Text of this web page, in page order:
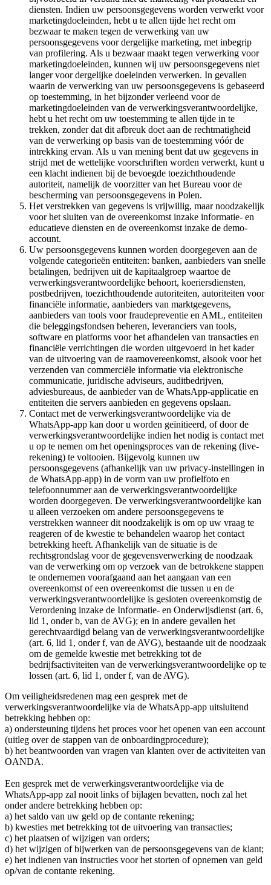
diensten. Indien uw persoonsgegevens worden verwerkt voor
marketingdoeleinden, hebt u te allen tijde het recht om
bezwaar te maken tegen de verwerking van uw
persoonsgegevens voor dergelijke marketing, met inbegrip
van profilering. Als u bezwaar maakt tegen verwerking voor
marketingdoeleinden, kunnen wij uw persoonsgegevens niet
langer voor dergelijke doeleinden verwerken. In gevallen
waarin de verwerking van uw persoonsgegevens is gebaseerd
op toestemming, in het bijzonder verleend voor de
marketingdoeleinden van de verwerkingsverantwoordelijke,
hebt u het recht om uw toestemming te allen tijde in te
trekken, zonder dat dit afbreuk doet aan de rechtmatigheid
van de verwerking op basis van de toestemming vóór de
intrekking ervan. Als u van mening bent dat uw gegevens in
strijd met de wettelijke voorschriften worden verwerkt, kunt u
een klacht indienen bij de bevoegde toezichthoudende
autoriteit, namelijk de voorzitter van het Bureau voor de
bescherming van persoonsgegevens in Polen.
Het verstrekken van gegevens is vrijwillig, maar noodzakelijk
voor het sluiten van de overeenkomst inzake informatie- en
educatieve diensten en de overeenkomst inzake de demo-
account.
Uw persoonsgegevens kunnen worden doorgegeven aan de
volgende categorieën entiteiten: banken, aanbieders van snelle
betalingen, bedrijven uit de kapitaalgroep waartoe de
verwerkingsverantwoordelijke behoort, koeriersdiensten,
postbedrijven, toezichthoudende autoriteiten, autoriteiten voor
financiële informatie, aanbieders van marktgegevens,
aanbieders van tools voor fraudepreventie en AML, entiteiten
die beleggingsfondsen beheren, leveranciers van tools,
software en platforms voor het afhandelen van transacties en
financiële verrichtingen die worden uitgevoerd in het kader
van de uitvoering van de raamovereenkomst, alsook voor het
verzenden van commerciële informatie via elektronische
communicatie, juridische adviseurs, auditbedrijven,
adviesbureaus, de aanbieder van de WhatsApp-applicatie en
entiteiten die servers aanbieden en gegevens opslaan.
Contact met de verwerkingsverantwoordelijke via de
WhatsApp-app kan door u worden geïnitieerd, of door de
verwerkingsverantwoordelijke indien het nodig is contact met
u op te nemen om het openingsproces van de rekening (live-
rekening) te voltooien. Bijgevolg kunnen uw
persoonsgegevens (afhankelijk van uw privacy-instellingen in
de WhatsApp-app) in de vorm van uw profielfoto en
telefoonnummer aan de verwerkingsverantwoordelijke
worden doorgegeven. De verwerkingsverantwoordelijke kan
u alleen verzoeken om andere persoonsgegevens te
verstrekken wanneer dit noodzakelijk is om op uw vraag te
reageren of de kwestie te behandelen waarop het contact
betrekking heeft. Afhankelijk van de situatie is de
rechtsgrondslag voor de gegevensverwerking de noodzaak
van de verwerking om op verzoek van de betrokkene stappen
te ondernemen voorafgaand aan het aangaan van een
overeenkomst of een overeenkomst die tussen u en de
verwerkingsverantwoordelijke is gesloten overeenkomstig de
Verordening inzake de Informatie- en Onderwijsdienst (art. 6,
lid 1, onder b, van de AVG); en in andere gevallen het
gerechtvaardigd belang van de verwerkingsverantwoordelijke
(art. 6, lid 1, onder f, van de AVG), bestaande uit de noodzaak
om de gemelde kwestie met betrekking tot de
bedrijfsactiviteiten van de verwerkingsverantwoordelijke op te
lossen (art. 6, lid 1, onder f, van de AVG).
Om veiligheidsredenen mag een gesprek met de
verwerkingsverantwoordelijke via de WhatsApp-app uitsluitend
betrekking hebben op:
a) ondersteuning tijdens het proces voor het openen van een account
(uitleg over de stappen van de onboardingprocedure);
b) het beantwoorden van vragen van klanten over de activiteiten van
OANDA.
Een gesprek met de verwerkingsverantwoordelijke via de
WhatsApp-app zal nooit links of bijlagen bevatten, noch zal het
onder andere betrekking hebben op:
a) het saldo van uw geld op de contante rekening;
b) kwesties met betrekking tot de uitvoering van transacties;
c) het plaatsen of wijzigen van orders;
d) het wijzigen of bijwerken van de persoonsgegevens van de klant;
e) het indienen van instructies voor het storten of opnemen van geld
op/van de contante rekening.